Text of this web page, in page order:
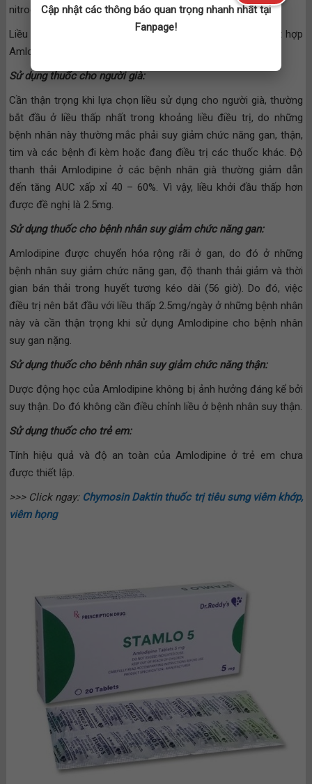
nitroglycerin ngậm dưới lưỡi.
Liều khởi đầu đề nghị chống tăng huyết áp là 2.5mg khi kết hợp
Amlodipine với các thuốc chống tăng huyết áp khác.
Sử dụng thuốc cho người già:
Cần thận trọng khi lựa chọn liều sử dụng cho người già, thường
bắt đầu ở liều thấp nhất trong khoảng liều điều trị, do những
bệnh nhân này thường mắc phải suy giảm chức năng gan, thận,
tim và các bệnh đi kèm hoặc đang điều trị các thuốc khác. Độ
thanh thải Amlodipine ở các bệnh nhân già thường giảm dẫn
đến tăng AUC xấp xỉ 40 – 60%. Vì vậy, liều khởi đầu thấp hơn
được đề nghị là 2.5mg.
Sử dụng thuốc cho bệnh nhân suy giảm chức năng gan:
Amlodipine được chuyển hóa rộng rãi ở gan, do đó ở những
bệnh nhân suy giảm chức năng gan, độ thanh thải giảm và thời
gian bán thải trong huyết tương kéo dài (56 giờ). Do đó, việc
điều trị nên bắt đầu với liều thấp 2.5mg/ngày ở những bệnh nhân
này và cần thận trọng khi sử dụng Amlodipine cho bệnh nhân
suy gan nặng.
Sử dụng thuốc cho bênh nhân suy giảm chức năng thận:
Dược động học của Amlodipine không bị ảnh hưởng đáng kể bởi
suy thận. Do đó không cần điều chỉnh liều ở bệnh nhân suy thận.
Sử dụng thuốc cho trẻ em:
Tính hiệu quả và độ an toàn của Amlodipine ở trẻ em chưa
được thiết lập.
>>> Click ngay: Chymosin Daktin thuốc trị tiêu sưng viêm khớp,
viêm họng
Cập nhật các thông báo quan trọng nhanh nhất tại
Fanpage!